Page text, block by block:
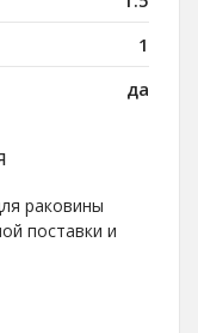
1
да
раковины
поставки и